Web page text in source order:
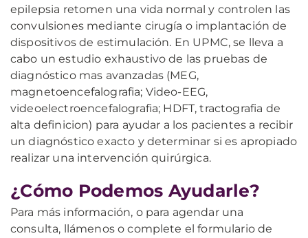
epilepsia retomen una vida normal y controlen las
convulsiones mediante cirugía o implantación de
dispositivos de estimulación. En UPMC, se lleva a
cabo un estudio exhaustivo de las pruebas de
diagnóstico mas avanzadas (MEG,
magnetoencefalografia; Video-EEG,
videoelectroencefalografia; HDFT, tractografia de
alta definicion) para ayudar a los pacientes a recibir
un diagnóstico exacto y determinar si es apropiado
realizar una intervención quirúrgica.
¿Cómo Podemos Ayudarle?
Para más información, o para agendar una
consulta, llámenos o complete el formulario de